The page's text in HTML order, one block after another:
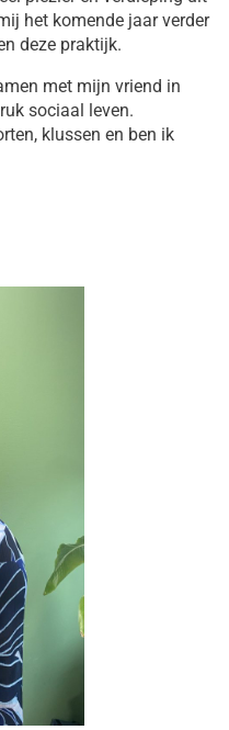
het komende jaar verder
deze praktijk.
met mijn vriend in
sociaal leven.
klussen en ben ik